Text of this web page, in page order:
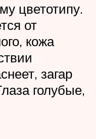
цветотипу.
от
кожа
загар
голубые,